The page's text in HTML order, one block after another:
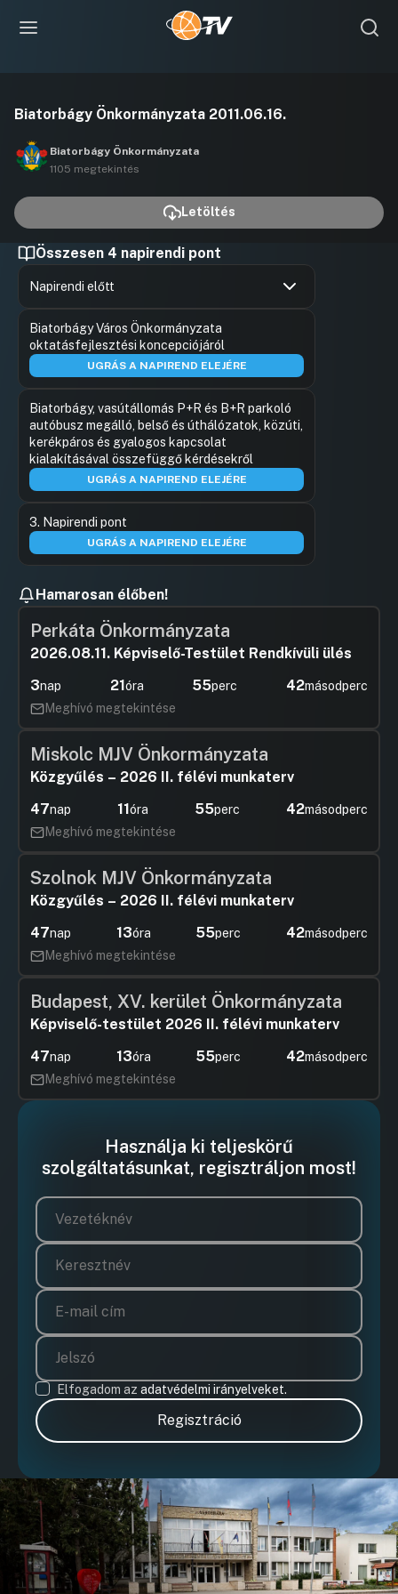
Biatorbágy Önkormányzata 2011.06.16.
Biatorbágy Önkormányzata
1105 megtekintés
Letöltés
Összesen 4 napirendi pont
Napirendi előtt
Hozzászólások
Biatorbágy Város Önkormányzata
oktatásfejlesztési koncepciójáról
UGRÁS A NAPIREND ELEJÉRE
Biatorbágy, vasútállomás P+R és B+R parkoló
autóbusz megálló, belső és úthálózatok, közúti,
kerékpáros és gyalogos kapcsolat
kialakításával összefüggő kérdésekről
UGRÁS A NAPIREND ELEJÉRE
3. Napirendi pont
UGRÁS A NAPIREND ELEJÉRE
Hamarosan élőben!
Perkáta Önkormányzata
2026.08.11. Képviselő-Testület Rendkívüli ülés
3nap 21óra 55perc 41másodperc
Meghívó megtekintése
Miskolc MJV Önkormányzata
Közgyűlés – 2026 II. félévi munkaterv
47nap 11óra 55perc 41másodperc
Meghívó megtekintése
Szolnok MJV Önkormányzata
Közgyűlés – 2026 II. félévi munkaterv
47nap 13óra 55perc 41másodperc
Meghívó megtekintése
Budapest, XV. kerület Önkormányzata
Képviselő-testület 2026 II. félévi munkaterv
47nap 13óra 55perc 41másodperc
Meghívó megtekintése
Használja ki teljeskörű
szolgáltatásunkat, regisztráljon most!
Elfogadom az adatvédelmi irányelveket.
Regisztráció